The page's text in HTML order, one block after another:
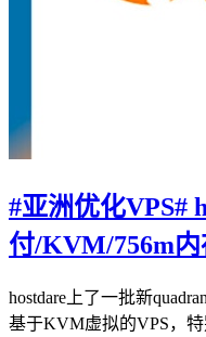
#亚洲优化VPS#
付/KVM/756m
hostdare上了一批新
基于KVM虚拟的VPS，